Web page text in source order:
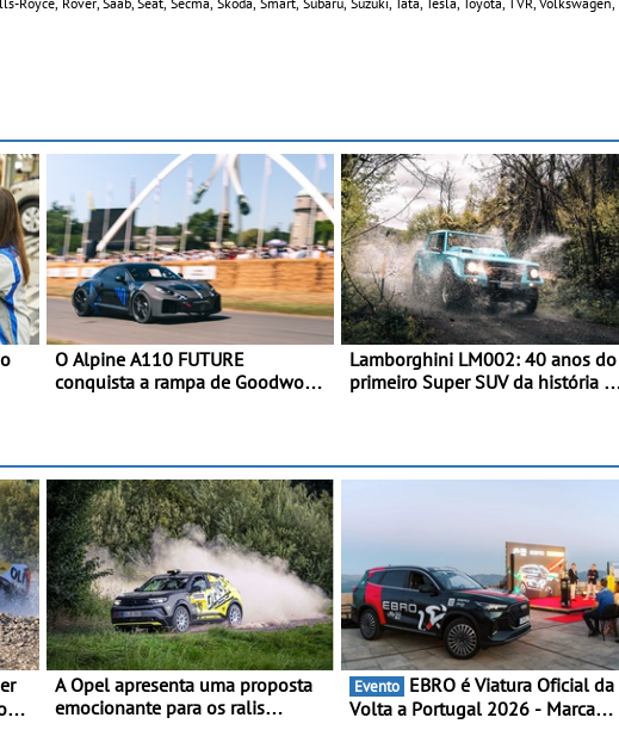
O Alpine A110 FUTURE
conquista a rampa de Goodwood
FUTURE fez a sua estreia
dinâmica, em público
Lamborghini LM002: 40 anos do
primeiro Super SUV da história -
que abriu caminho para a família
A Opel apresenta uma proposta
emocionante para os ralis
Evento
Volta a Portugal 2026 - Marca